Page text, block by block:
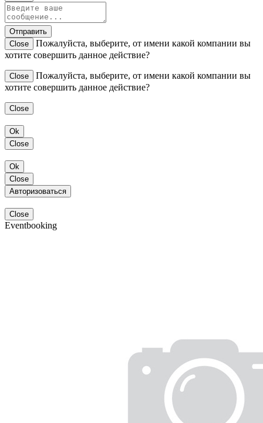
Отправить
Close
Пожалуйста, выберите, от имени какой компании вы
хотите совершить данное действие?
Close
Пожалуйста, выберите, от имени какой компании вы
хотите совершить данное действие?
Close
Ok
Close
Ok
Close
Авторизоваться
Close
Eventbooking